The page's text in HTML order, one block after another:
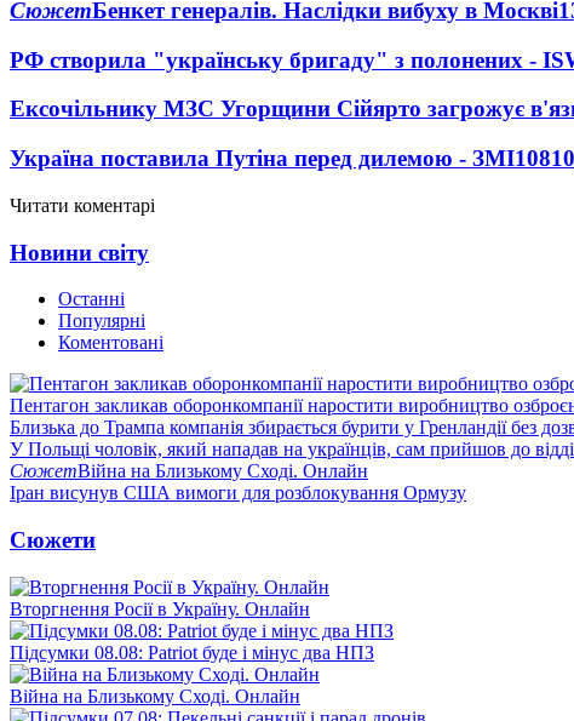
СюжетБенкет генералів. Наслідки вибуху в Москві
РФ створила "українську бригаду" з полонених -
Ексочільнику МЗС Угорщини Сійярто загрожує
Україна поставила Путіна перед дилемою - ЗМІ10810
Читати коментарі
Новини світу
Останні
Популярні
Коментовані
Пентагон закликав оборонкомпанії наростити виробництво
Близька до Трампа компанія збирається бурити у Гренландії без
У Польщі чоловік, який нападав на українців, сам прийшов до
СюжетВійна на Близькому Сході. Онлайн
Іран висунув США вимоги для розблокування Ормузу
Сюжети
Вторгнення Росії в Україну. Онлайн
Підсумки 08.08: Patriot буде і мінус два НПЗ
Війна на Близькому Сході. Онлайн